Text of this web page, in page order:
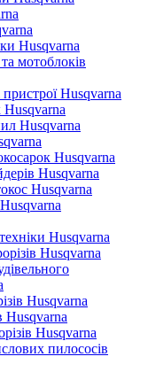
Husqvarna
мотоблоків
Husqvarna
Husqvarna
Husqvarna
Husqvarna
Husqvarna
Husqvarna
Husqvarna
Husqvarna
Husqvarna
Husqvarna
Husqvarna
пилососів